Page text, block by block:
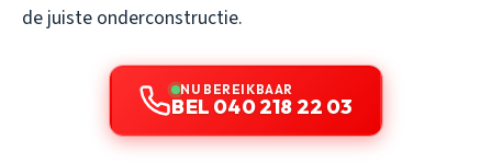
de juiste onderconstructie.
NU BEREIKBAAR
BEL 040 218 22 03